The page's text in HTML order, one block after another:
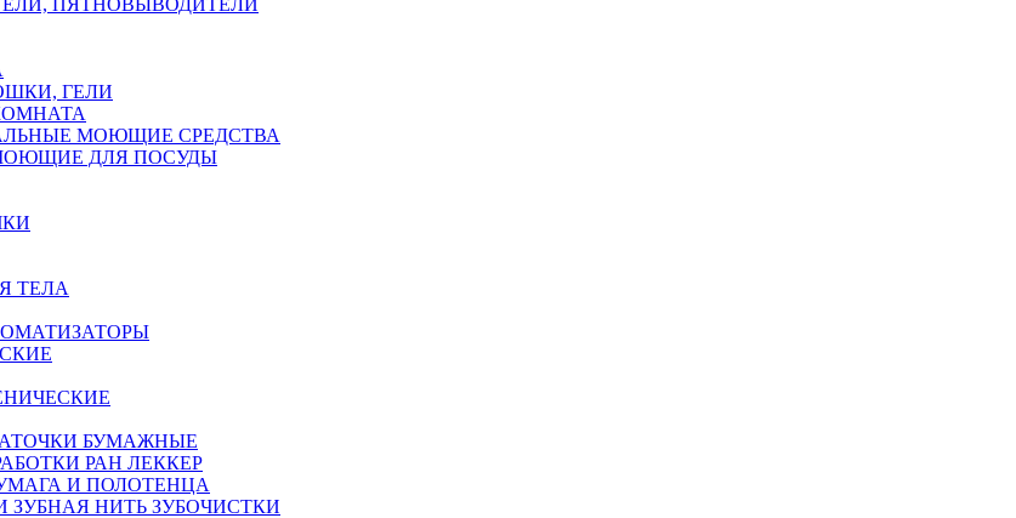
ПЯТНОВЫВОДИТЕЛИ
ГЕЛИ
МОЮЩИЕ СРЕДСТВА
ДЛЯ ПОСУДЫ
ТЕЛА
БУМАЖНЫЕ
РАН ЛЕККЕР
И ПОЛОТЕНЦА
ЗУБНАЯ НИТЬ ЗУБОЧИСТКИ